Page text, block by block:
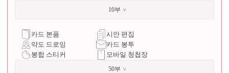
10부
카드 본품
시안 편집
약도 드로잉
카드 봉투
봉합 스티커
모바일 청첩장
50부